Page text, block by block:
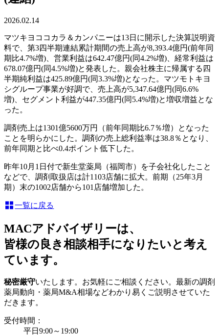
2026.02.14
マツキヨココカラ＆カンパニーは13日に開示した決算説明資
料で、第3四半期連結累計期間の売上高が8,393.4億円(前年同
期比4.7%増)、営業利益は642.47億円(同4.2%増)、経常利益は
678.07億円(同4.5%増)と発表した。親会社株主に帰属する四
半期純利益は425.89億円(同3.3%増)となった。マツモトキヨ
シグループ事業が好調で、売上高が5,347.64億円(同6.6%
増)、セグメント利益が447.35億円(同5.4%増)と増収増益とな
った。
調剤売上は1301億5600万円（前年同期比6.7％増）となった
ことを明らかにした。調剤の売上総利益率は38.8％となり、
前年同期と比べ0.4ポイント低下した。
昨年10月1日付で新生堂薬局（福岡市）を子会社化したこと
などで、調剤取扱店は計1103店舗に拡大。前期（25年3月
期）末の1002店舗から101店舗増加した。
一覧に戻る
MACアドバイザリーは、
皆様の良き相談相手になりたいと考え
ています。
秘密厳守いたします。お気軽にご相談ください。最新の調剤
薬局動向・薬局M&A相場などわかり易くご説明させていた
だきます。
受付時間：
平日9:00～19:00